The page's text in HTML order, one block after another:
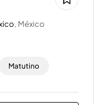
, México
Matutino